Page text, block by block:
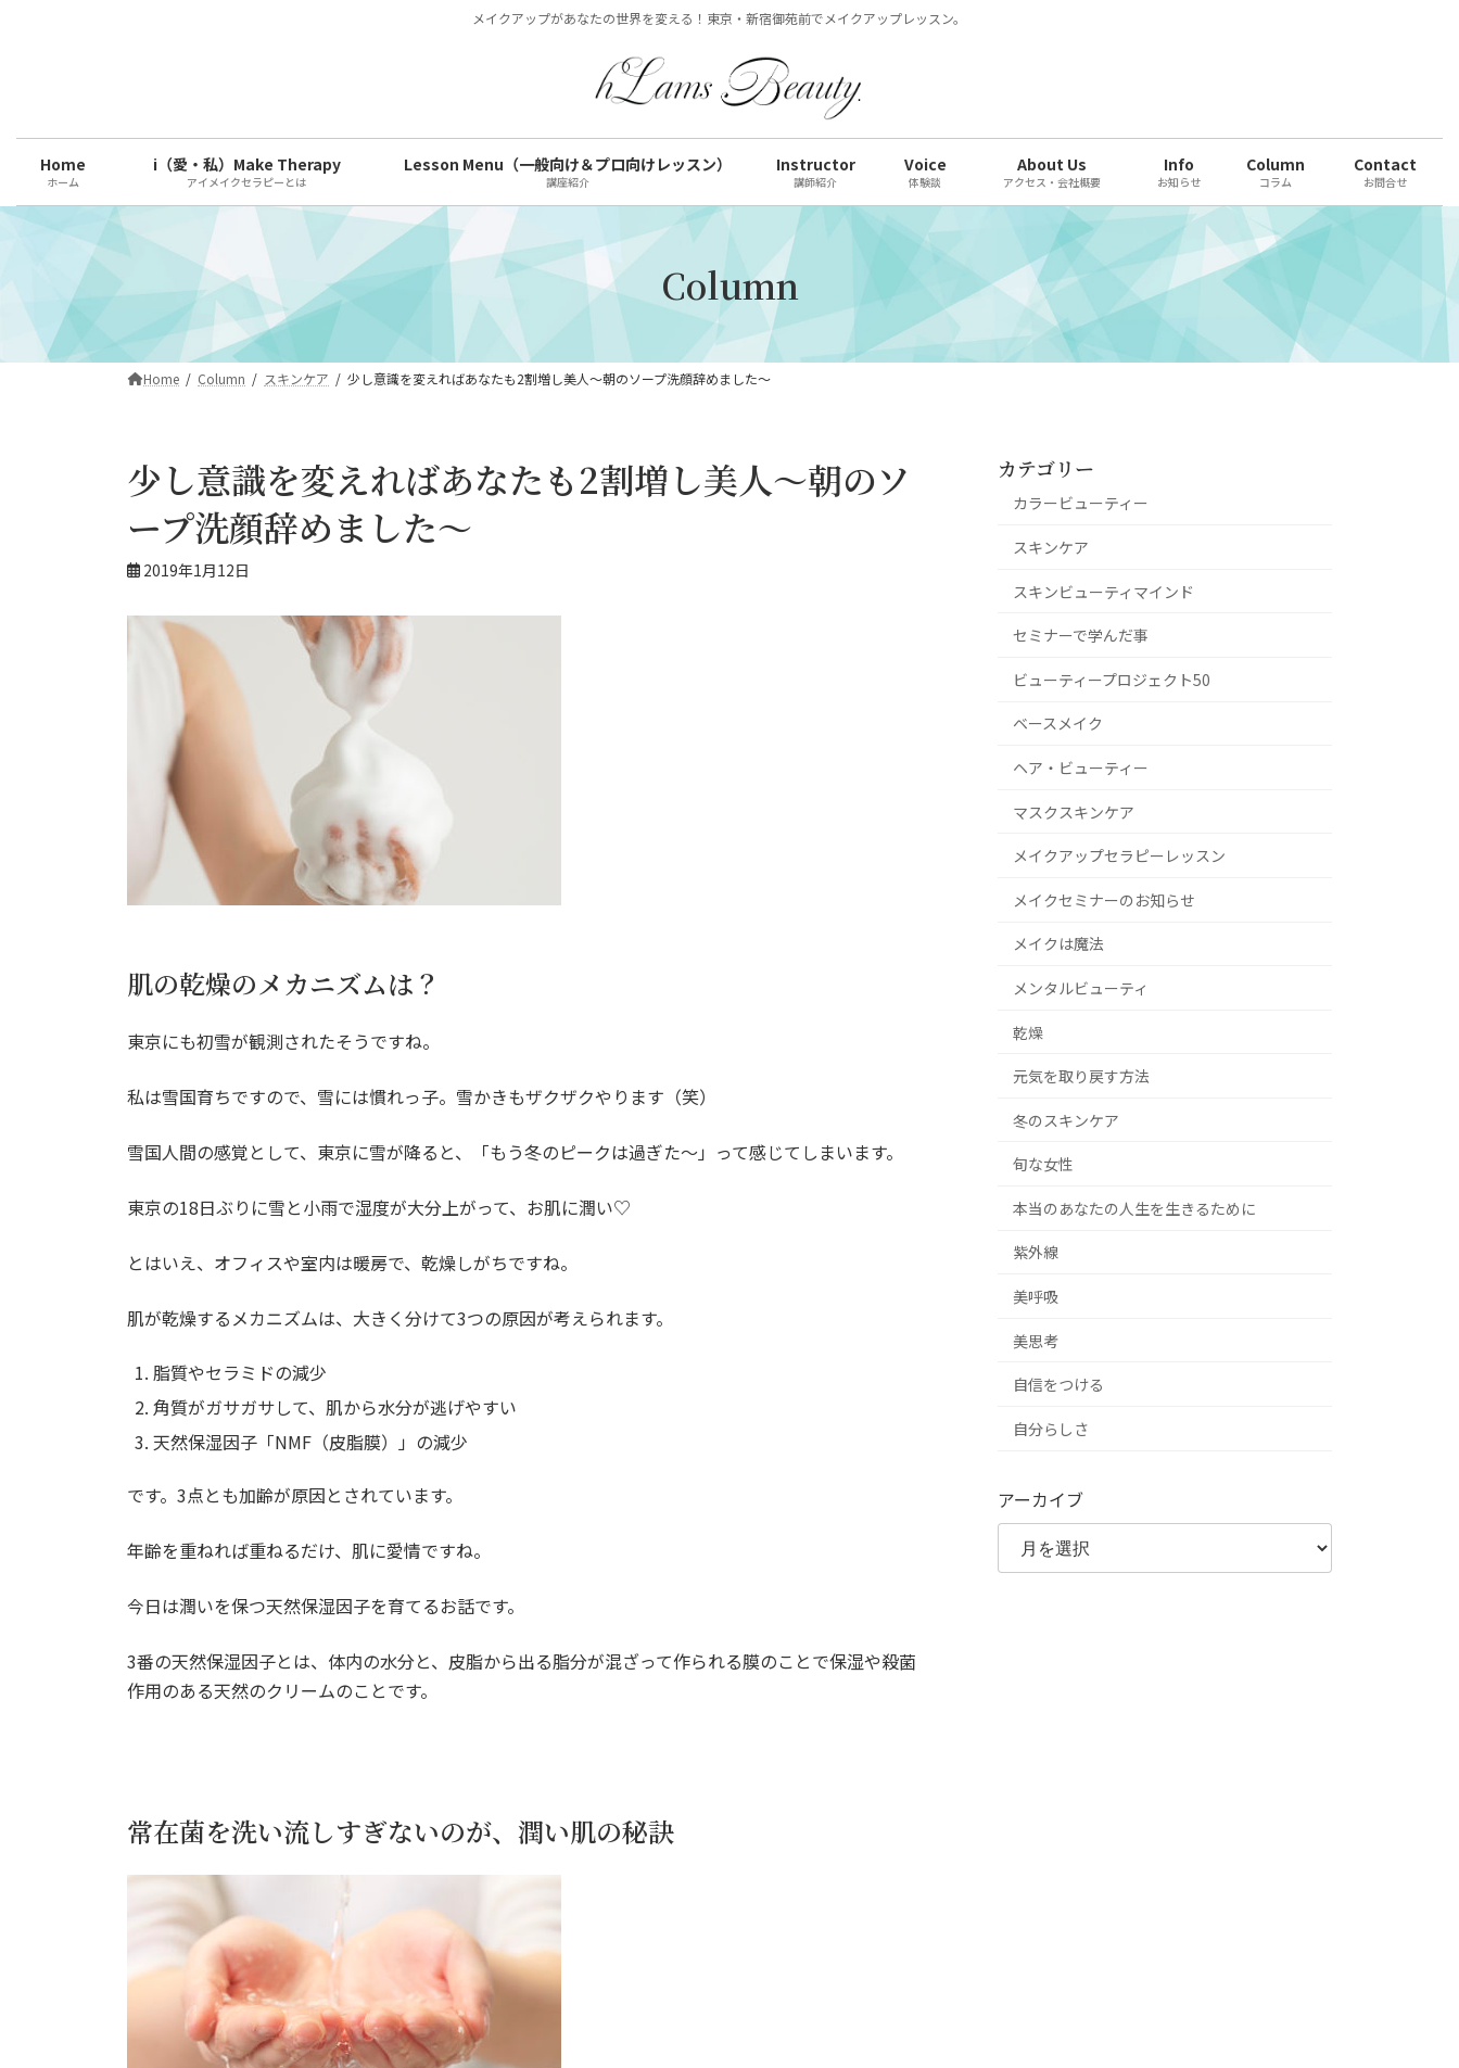
ッ
移
メイクアップがあなたの世界を変える！東京・新宿御苑前でメイクアップレッスン。
Home
ホーム
i（愛・私）Make Therapy
アイメイクセラピーとは
Lesson Menu（一般向け＆プロ向けレッスン）
講座紹介
Instructor
講師紹介
Voice
体験談
About Us
アクセス・会社概要
Info
お知らせ
Column
コラム
Contact
お問合せ
Column
Home Column スキンケア 少し意識を変えればあなたも2割増し美人～朝のソープ洗顔辞めました～
少し意識を変えればあなたも2割増し美人～朝のソ
ープ洗顔辞めました～
2019年1月12日
肌の乾燥のメカニズムは？
東京にも初雪が観測されたそうですね。
私は雪国育ちですので、雪には慣れっ子。雪かきもザクザクやります（笑）
雪国人間の感覚として、東京に雪が降ると、「もう冬のピークは過ぎた～」って感じてしまいます。
東京の18日ぶりに雪と小雨で湿度が大分上がって、お肌に潤い♡
とはいえ、オフィスや室内は暖房で、乾燥しがちですね。
肌が乾燥するメカニズムは、大きく分けて3つの原因が考えられます。
脂質やセラミドの減少
角質がガサガサして、肌から水分が逃げやすい
天然保湿因子「NMF（皮脂膜）」の減少
です。3点とも加齢が原因とされています。
年齢を重ねれば重ねるだけ、肌に愛情ですね。
今日は潤いを保つ天然保湿因子を育てるお話です。
3番の天然保湿因子とは、体内の水分と、皮脂から出る脂分が混ざって作られる膜のことで保湿や殺菌
作用のある天然のクリームのことです。
常在菌を洗い流しすぎないのが、潤い肌の秘訣
カテゴリー
カラービューティー
スキンケア
スキンビューティマインド
セミナーで学んだ事
ビューティープロジェクト50
ベースメイク
ヘア・ビューティー
マスクスキンケア
メイクアップセラピーレッスン
メイクセミナーのお知らせ
メイクは魔法
メンタルビューティ
乾燥
元気を取り戻す方法
冬のスキンケア
旬な女性
本当のあなたの人生を生きるために
紫外線
美呼吸
美思考
自信をつける
自分らしさ
アーカイブ